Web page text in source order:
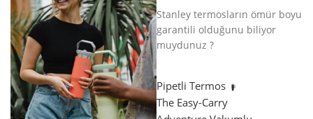
Stanley termosların ömür boyu
garantili olduğunu biliyor
muydunuz ?
Pipetli Termos
The Easy-Carry